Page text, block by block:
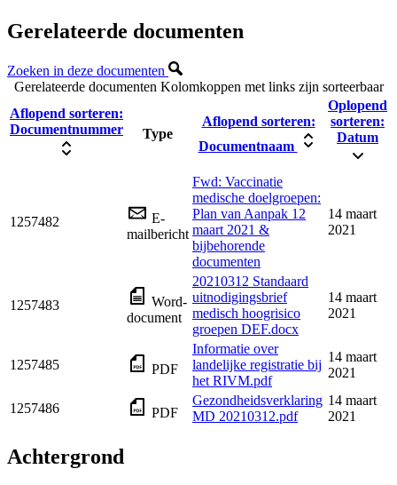
Gerelateerde documenten
Zoeken in deze documenten
Gerelateerde documenten Kolomkoppen met links zijn sorteerbaar
Aflopend sorteren:
Documentnummer
Type
Aflopend sorteren:
Documentnaam
Oplopend
sorteren:
Datum
1257482
E-
mailbericht
Fwd: Vaccinatie
medische doelgroepen:
Plan van Aanpak 12
maart 2021 &
bijbehorende
documenten
14 maart
2021
1257483
Word-
document
20210312 Standaard
uitnodigingsbrief
medisch hoogrisico
groepen DEF.docx
14 maart
2021
1257485 PDF
Informatie over
landelijke registratie bij
het RIVM.pdf
14 maart
2021
1257486 PDF
Gezondheidsverklaring
MD 20210312.pdf
14 maart
2021
Achtergrond